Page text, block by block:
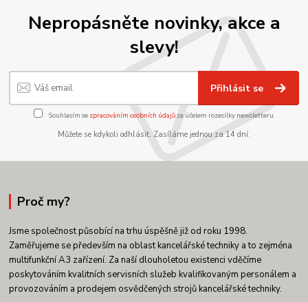
Nepropásněte novinky, akce a
slevy!
Přihlásit se
Souhlasím se zpracováním osobních údajůza účelem rozesílky newsletteru.
Můžete se kdykoli odhlásit. Zasíláme jednou za 14 dní.
Proč my?
Jsme společnost působící na trhu úspěšně již od roku 1998.
Zaměřujeme se především na oblast kancelářské techniky a to zejména
multifunkční A3 zařízení. Za naší dlouholetou existenci vděčíme
poskytováním kvalitních servisních služeb kvalifikovaným personálem a
provozováním a prodejem osvědčených strojů kancelářské techniky.